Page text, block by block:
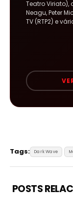
Teatro
Neagu, Peter
TV (RTP2) e
Tags: Dark Wave
POSTS